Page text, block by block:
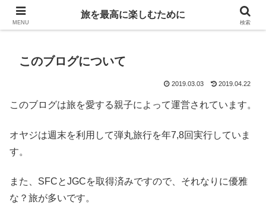
Life is travelling
このブログについて
2019.03.03 2019.04.22
このブログは旅を愛する親子によって運営されています。
オヤジは週末を利用して弾丸旅行を年7,8回実行していま
す。
また、SFCとJGCを取得済みですので、それなりに優雅
な？旅が多いです。
MENU
旅を最高に楽しむために
検索